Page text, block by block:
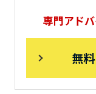
専門アド
無